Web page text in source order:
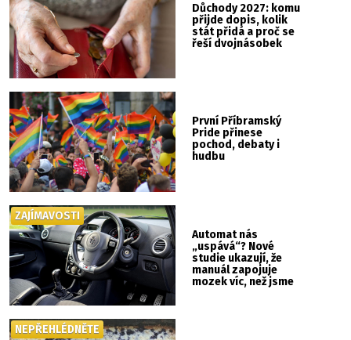
Důchody 2027: komu
přijde dopis, kolik
stát přidá a proč se
řeší dvojnásobek
První Příbramský
Pride přinese
pochod, debaty i
hudbu
Automat nás
„uspává“? Nové
studie ukazují, že
manuál zapojuje
mozek víc, než jsme
ZAJÍMAVOSTI
NEPŘEHLÉDNĚTE